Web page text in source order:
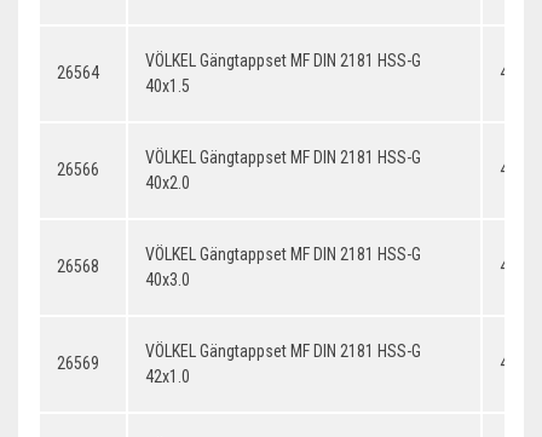
26564
VÖLKEL Gängtappset MF DIN 2181 HSS-G
40x1.5
26566
VÖLKEL Gängtappset MF DIN 2181 HSS-G
40x2.0
26568
VÖLKEL Gängtappset MF DIN 2181 HSS-G
40x3.0
26569
VÖLKEL Gängtappset MF DIN 2181 HSS-G
42x1.0